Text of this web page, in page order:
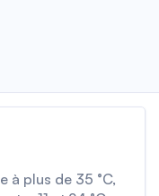
à plus de 35 °C,